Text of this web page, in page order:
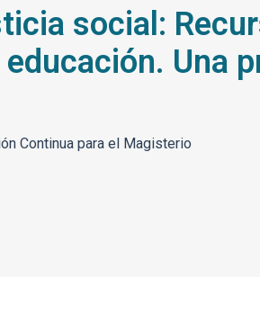
social:
Una
Continua para el Magisterio